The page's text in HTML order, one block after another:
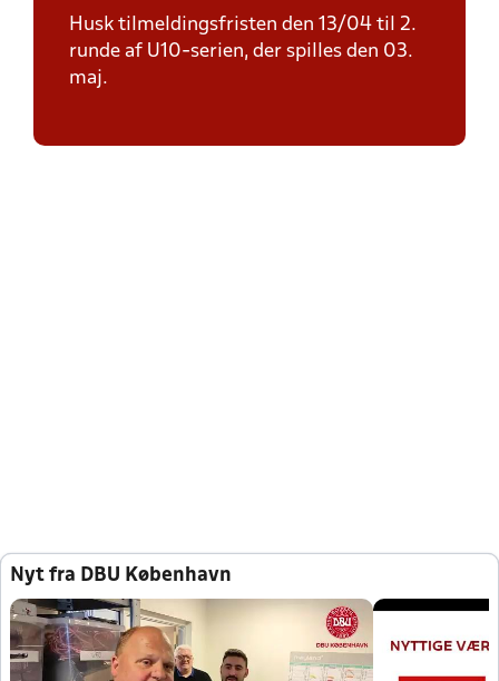
Husk tilmeldingsfristen den 13/04 til 2.
runde af U10-serien, der spilles den 03.
maj.
Nyt fra DBU København